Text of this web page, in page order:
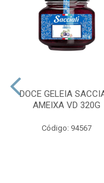
DOCE GELEIA
AMEIXA VD 320G
Código: 94567